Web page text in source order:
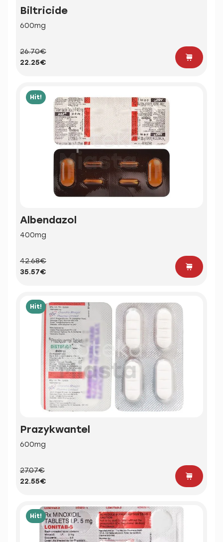
Biltricide
600mg
26.70€
22.25€
Hit!
Albendazol
400mg
42.68€
35.57€
Hit!
Prazykwantel
600mg
27.07€
22.55€
Hit!